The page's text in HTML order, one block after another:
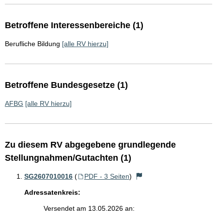
Betroffene Interessenbereiche (1)
Berufliche Bildung [alle RV hierzu]
Betroffene Bundesgesetze (1)
AFBG [alle RV hierzu]
Zu diesem RV abgegebene grundlegende
Stellungnahmen/Gutachten (1)
SG2607010016 ( PDF - 3 Seiten)
Adressatenkreis:
Versendet am 13.05.2026 an: